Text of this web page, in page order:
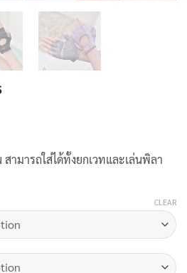
ามารถใส่ได้ทั้งยกเวทและเล่นพิลา
CLEAR